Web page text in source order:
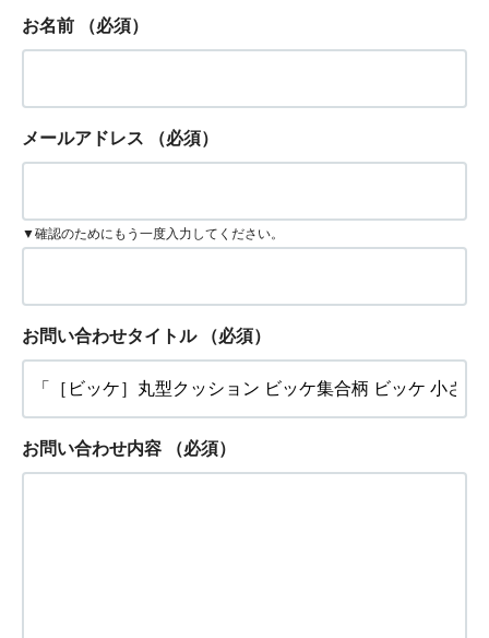
お名前 （必須）
メールアドレス （必須）
▼確認のためにもう一度入力してください。
お問い合わせタイトル （必須）
お問い合わせ内容 （必須）